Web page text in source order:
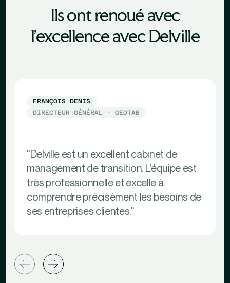
Ils ont renoué avec
l'excellence avec Delville
FRANÇOIS DENIS
DIRECTEUR GÉNÉRAL - GEOTAB
"Delville est un excellent cabinet de
management de transition. L’équipe est
très professionnelle et excelle à
comprendre précisément les besoins de
ses entreprises clientes."